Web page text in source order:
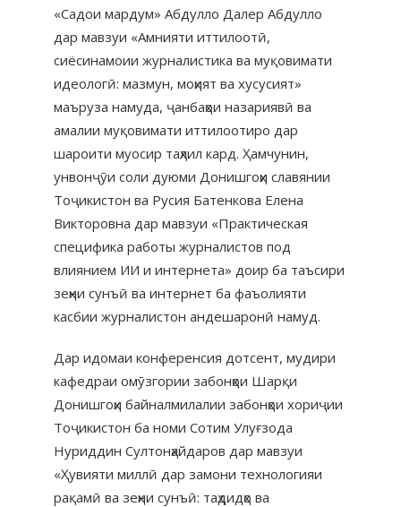
«Садои мардум» Абдулло Далер Абдулло
дар мавзуи «Амнияти иттилоотӣ,
сиёсинамоии журналистика ва муқовимати
идеологӣ: мазмун, моҳият ва хусусият»
маъруза намуда, ҷанбаҳои назариявӣ ва
амалии муқовимати иттилоотиро дар
шароити муосир таҳлил кард. Ҳамчунин,
унвонҷӯи соли дуюми Донишгоҳи славянии
Тоҷикистон ва Русия Батенкова Елена
Викторовна дар мавзуи «Практическая
специфика работы журналистов под
влиянием ИИ и интернета» доир ба таъсири
зеҳни сунъӣ ва интернет ба фаъолияти
касбии журналистон андешаронӣ намуд.
Дар идомаи конференсия дотсент, мудири
кафедраи омӯзгории забонҳои Шарқи
Донишгоҳи байналмилалии забонҳои хориҷии
Тоҷикистон ба номи Сотим Улуғзода
Нуриддин Султонҳайдаров дар мавзуи
«Ҳувияти миллӣ дар замони технологияи
рақамӣ ва зеҳни сунъӣ: таҳдидҳо ва